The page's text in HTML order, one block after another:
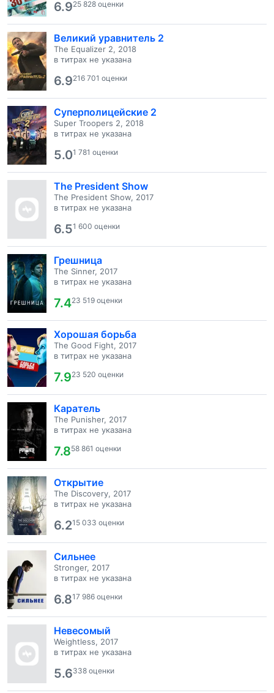
6.925 828 оценки
Великий уравнитель 2
The Equalizer 2, 2018
в титрах не указана
6.9216 701 оценки
Суперполицейские 2
Super Troopers 2, 2018
в титрах не указана
5.01 781 оценки
The President Show
The President Show, 2017
в титрах не указана
6.51 600 оценки
Грешница
The Sinner, 2017
в титрах не указана
7.423 519 оценки
Хорошая борьба
The Good Fight, 2017
в титрах не указана
7.923 520 оценки
Каратель
The Punisher, 2017
в титрах не указана
7.858 861 оценки
Открытие
The Discovery, 2017
в титрах не указана
6.215 033 оценки
Сильнее
Stronger, 2017
в титрах не указана
6.817 986 оценки
Невесомый
Weightless, 2017
в титрах не указана
5.6338 оценки